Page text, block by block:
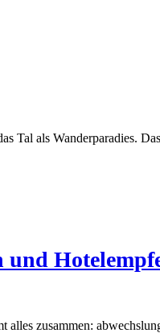
Tal als Wanderparadies.
zusammen: